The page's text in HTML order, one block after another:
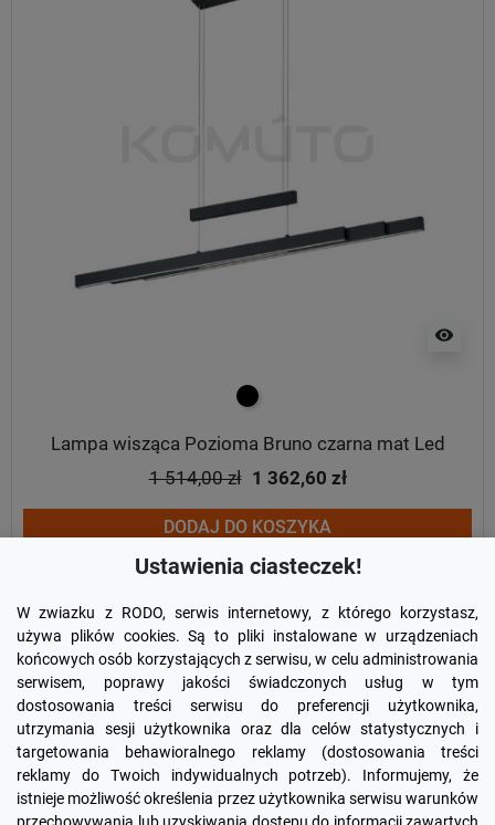
visibility
czarny
Lampa wisząca Pozioma Bruno czarna mat Led
1 514,00 zł 1 362,60 zł
DODAJ DO KOSZYKA
FacebookYouTubePinterest
Ustawienia ciasteczek!
W zwiazku z RODO, serwis internetowy, z którego korzystasz,
używa plików cookies. Są to pliki instalowane w urządzeniach
końcowych osób korzystających z serwisu, w celu administrowania
serwisem, poprawy jakości świadczonych usług w tym
dostosowania treści serwisu do preferencji użytkownika,
utrzymania sesji użytkownika oraz dla celów statystycznych i
targetowania behawioralnego reklamy (dostosowania treści
reklamy do Twoich indywidualnych potrzeb). Informujemy, że
istnieje możliwość określenia przez użytkownika serwisu warunków